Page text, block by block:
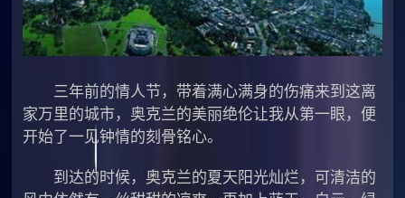
三年前的情人节，带着满心满身的伤痛来到这离
家万里的城市，奥克兰的美丽绝伦让我从第一眼，便
开始了一见钟情的刻骨铭心。
到达的时候，奥克兰的夏天阳光灿烂，可清洁的